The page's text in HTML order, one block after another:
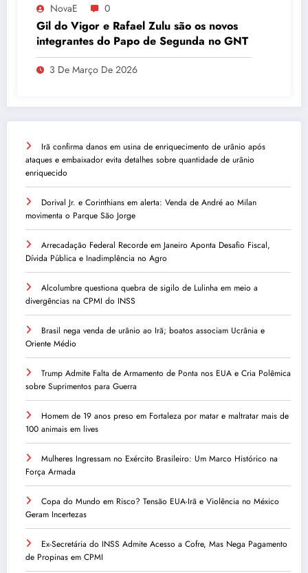
NovaE 0
Gil do Vigor e Rafael Zulu são os novos
integrantes do Papo de Segunda no GNT
3 De Março De 2026
Irã confirma danos em usina de enriquecimento de urânio após
ataques e embaixador evita detalhes sobre quantidade de urânio
enriquecido
Dorival Jr. e Corinthians em alerta: Venda de André ao Milan
movimenta o Parque São Jorge
Arrecadação Federal Recorde em Janeiro Aponta Desafio Fiscal,
Dívida Pública e Inadimplência no Agro
Alcolumbre questiona quebra de sigilo de Lulinha em meio a
divergências na CPMI do INSS
Brasil nega venda de urânio ao Irã; boatos associam Ucrânia e
Oriente Médio
Trump Admite Falta de Armamento de Ponta nos EUA e Cria Polêmica
sobre Suprimentos para Guerra
Homem de 19 anos preso em Fortaleza por matar e maltratar mais de
100 animais em lives
Mulheres Ingressam no Exército Brasileiro: Um Marco Histórico na
Força Armada
Copa do Mundo em Risco? Tensão EUA-Irã e Violência no México
Geram Incertezas
Ex-Secretária do INSS Admite Acesso a Cofre, Mas Nega Pagamento
de Propinas em CPMI